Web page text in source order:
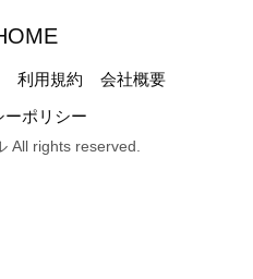
利用規約 会社概要
ーポリシー
All rights reserved.